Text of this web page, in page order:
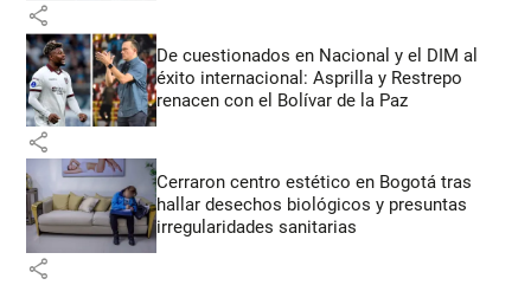
share
De cuestionados en Nacional y el DIM al
éxito internacional: Asprilla y Restrepo
renacen con el Bolívar de la Paz
share
Cerraron centro estético en Bogotá tras
hallar desechos biológicos y presuntas
irregularidades sanitarias
share